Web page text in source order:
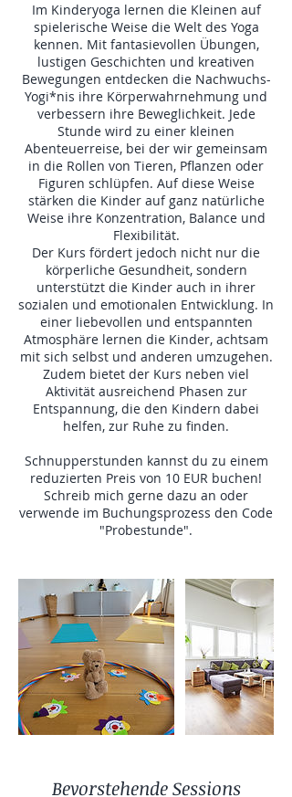
Im Kinderyoga lernen die Kleinen auf
spielerische Weise die Welt des Yoga
kennen. Mit fantasievollen Übungen,
lustigen Geschichten und kreativen
Bewegungen entdecken die Nachwuchs-
Yogi*nis ihre Körperwahrnehmung und
verbessern ihre Beweglichkeit. Jede
Stunde wird zu einer kleinen
Abenteuerreise, bei der wir gemeinsam
in die Rollen von Tieren, Pflanzen oder
Figuren schlüpfen. Auf diese Weise
stärken die Kinder auf ganz natürliche
Weise ihre Konzentration, Balance und
Flexibilität.
Der Kurs fördert jedoch nicht nur die
körperliche Gesundheit, sondern
unterstützt die Kinder auch in ihrer
sozialen und emotionalen Entwicklung. In
einer liebevollen und entspannten
Atmosphäre lernen die Kinder, achtsam
mit sich selbst und anderen umzugehen.
Zudem bietet der Kurs neben viel
Aktivität ausreichend Phasen zur
Entspannung, die den Kindern dabei
helfen, zur Ruhe zu finden.
Schnupperstunden kannst du zu einem
reduzierten Preis von 10 EUR buchen!
Schreib mich gerne dazu an oder
verwende im Buchungsprozess den Code
"Probestunde".
Bevorstehende Sessions